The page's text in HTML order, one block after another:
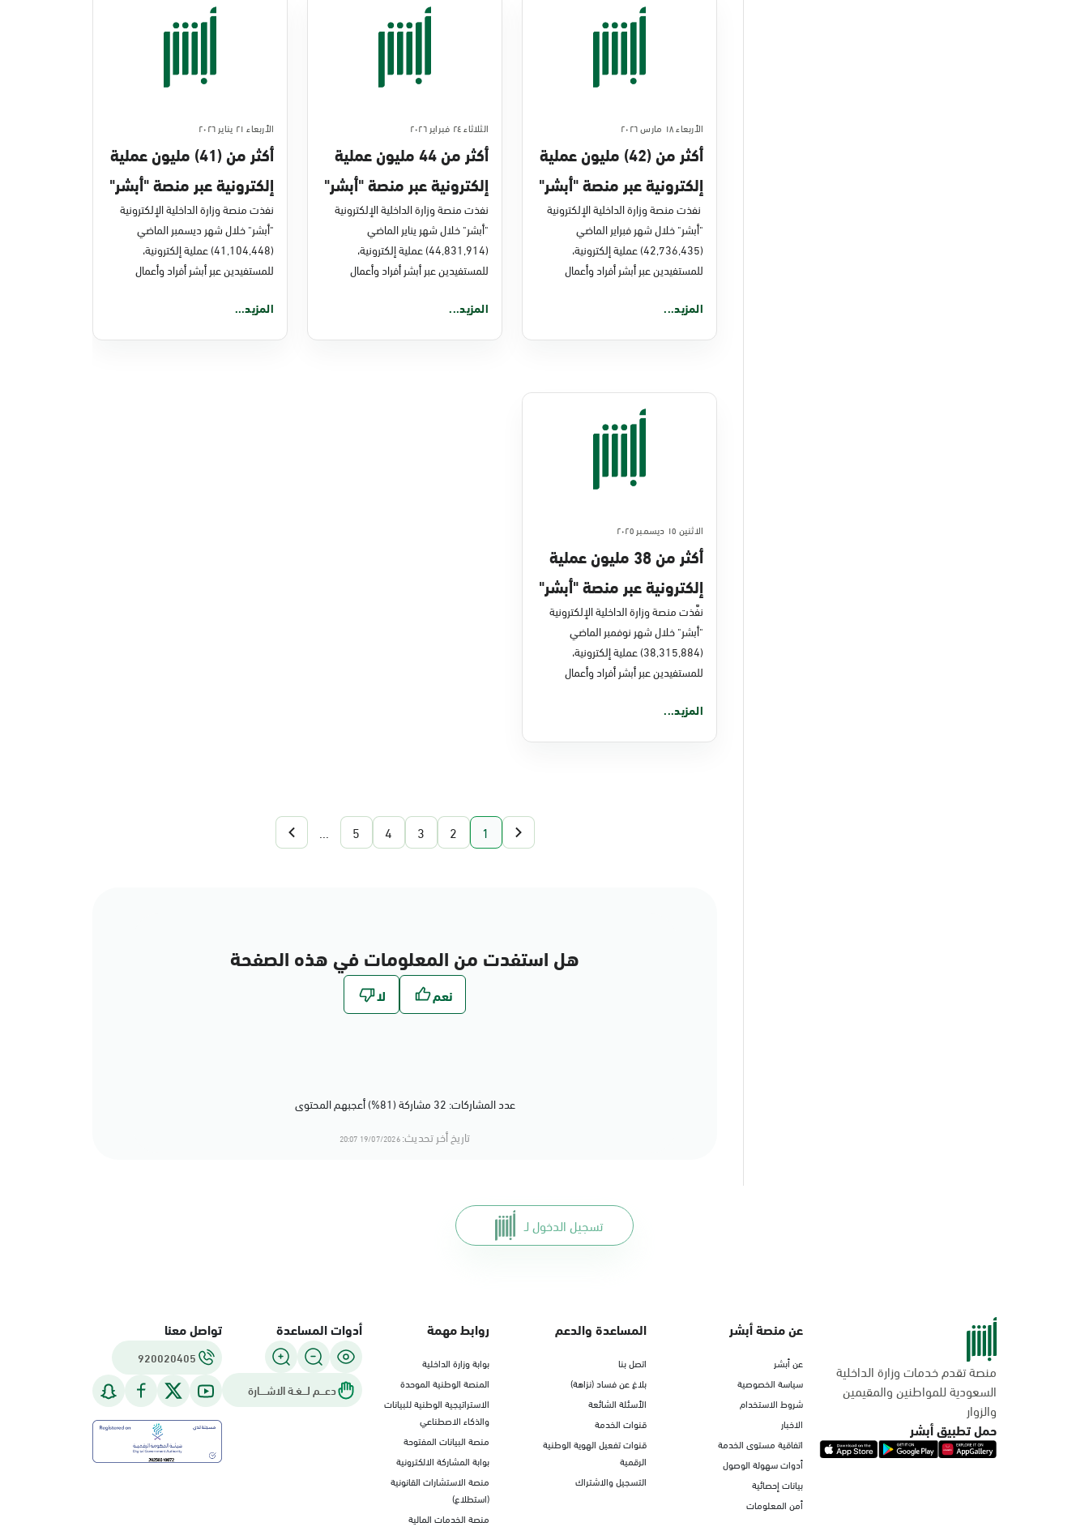
الأربعاء ١٨ مارس ٢٠٢٦
أكثر من (42) مليون عملية
إلكترونية عبر منصة "أبشر"
في فبراير 2026م
نفذت منصة وزارة الداخلية الإلكترونية
"أبشر" خلال شهر فبراير الماضي
(42,736,435) عملية إلكترونية،
للمستفيدين عبر أبشر أفراد وأعمال
المزيد...
الثلاثاء ٢٤ فبراير ٢٠٢٦
أكثر من 44 مليون عملية
إلكترونية عبر منصة "أبشر"
في يناير 2026
نفذت منصة وزارة الداخلية الإلكترونية
"أبشر" خلال شهر يناير الماضي
(44,831,914) عملية إلكترونية،
للمستفيدين عبر أبشر أفراد وأعمال
المزيد...
الأربعاء ٢١ يناير ٢٠٢٦
أكثر من (41) مليون عملية
إلكترونية عبر منصة "أبشر"
في ديسمبر 2025م
نفذت منصة وزارة الداخلية الإلكترونية
"أبشر" خلال شهر ديسمبر الماضي
(41,104,448) عملية إلكترونية،
للمستفيدين عبر أبشر أفراد وأعمال
المزيد...
الاثنين ١٥ ديسمبر ٢٠٢٥
أكثر من 38 مليون عملية
إلكترونية عبر منصة "أبشر"
في نوفمبر 2025
نفَّذت منصة وزارة الداخلية الإلكترونية
"أبشر" خلال شهر نوفمبر الماضي
(38,315,884) عملية إلكترونية،
للمستفيدين عبر أبشر أفراد وأعمال
المزيد...
1
2
3
4
5
...
هل استفدت من المعلومات في هذه الصفحة
عدد المشاركات: 32 مشاركة (81%) أعجبهم المحتوى
تاريخ أخر تحديث:19/07/2026 20:07
تسجيل الدخول لـ
منصة تقدم خدمات وزارة الداخلية
السعودية للمواطنين والمقيمين
والزوار
حمل تطبيق أبشر
عن منصة أبشر
عن أبشر
سياسة الخصوصية
شروط الاستخدام
الاخبار
اتفاقية مستوى الخدمة
أدوات سهولة الوصول
بيانات إحصائية
أمن المعلومات
المساعدة والدعم
اتصل بنا
بلاغ عن فساد (نزاهة)
الأسئلة الشائعة
قنوات الخدمة
قنوات تفعيل الهوية الوطنية
الرقمية
التسجيل والاشتراك
روابط مهمة
بوابة وزارة الداخلية
المنصة الوطنية الموحدة
الاستراتيجية الوطنية للبيانات
والذكاء الاصطناعي
منصة البيانات المفتوحة
بوابة المشاركة الالكترونية
منصة الاستشارات القانونية
(استطلاع)
منصة الخدمات المالية
أدوات المساعدة
دعـــم لـــغـة الاشــــارة
تواصل معنا
920020405